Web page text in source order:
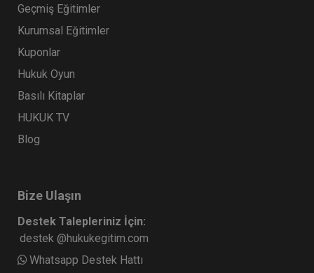
Geçmiş Eğitimler
Kurumsal Eğitimler
Kuponlar
Hukuk Oyun
Basılı Kitaplar
HUKUK TV
Blog
Bize Ulaşın
Destek Talepleriniz İçin:
destek @hukukegitim.com
Whatsapp Destek Hattı